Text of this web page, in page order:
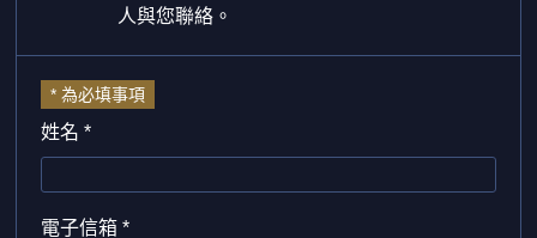
人與您聯絡。
* 為必填事項
姓名 *
電子信箱 *